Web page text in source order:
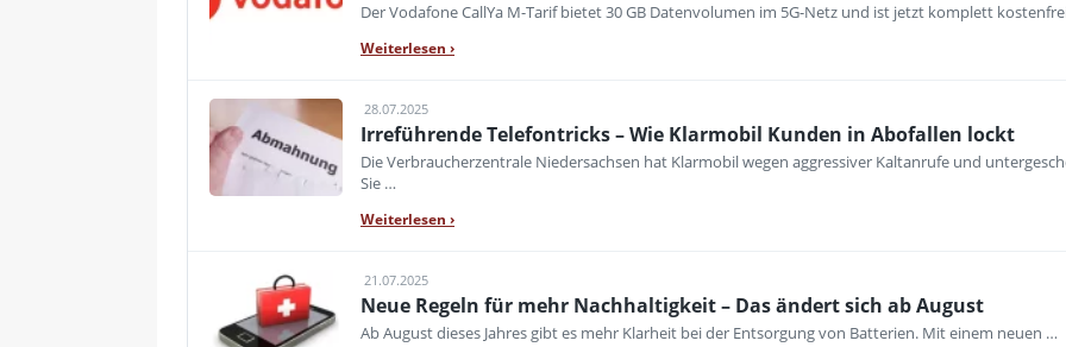
Der Vodafone CallYa M-Tarif bietet 30 GB Datenvolumen im 5G-Netz und ist jetzt komplett
Weiterlesen ›
28.07.2025
Irreführende Telefontricks – Wie Klarmobil Kunden in Abofallen lockt
Die Verbraucherzentrale Niedersachsen hat Klarmobil wegen aggressiver Kaltanrufe und
Sie …
Weiterlesen ›
21.07.2025
Neue Regeln für mehr Nachhaltigkeit – Das ändert sich ab August
Ab August dieses Jahres gibt es mehr Klarheit bei der Entsorgung von Batterien. Mit einem neuen …